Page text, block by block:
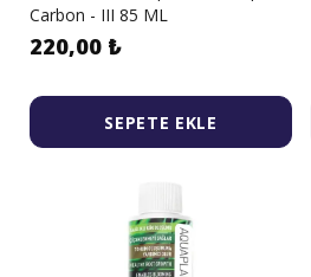
Carbon - III 85 ML
220,00 ₺
SEPETE EKLE